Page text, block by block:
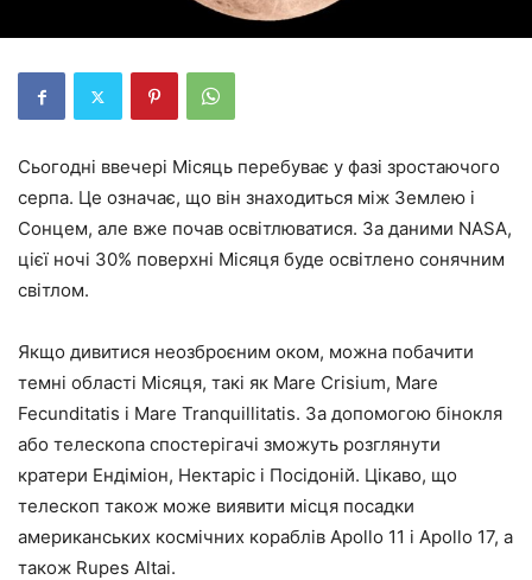
Сьогодні ввечері Місяць перебуває у фазі зростаючого
серпа. Це означає, що він знаходиться між Землею і
Сонцем, але вже почав освітлюватися. За даними NASA,
цієї ночі 30% поверхні Місяця буде освітлено сонячним
світлом.
Якщо дивитися неозброєним оком, можна побачити
темні області Місяця, такі як Mare Crisium, Mare
Fecunditatis і Mare Tranquillitatis. За допомогою бінокля
або телескопа спостерігачі зможуть розглянути
кратери Ендіміон, Нектаріс і Посідоній. Цікаво, що
телескоп також може виявити місця посадки
американських космічних кораблів Apollo 11 і Apollo 17, а
також Rupes Altai.